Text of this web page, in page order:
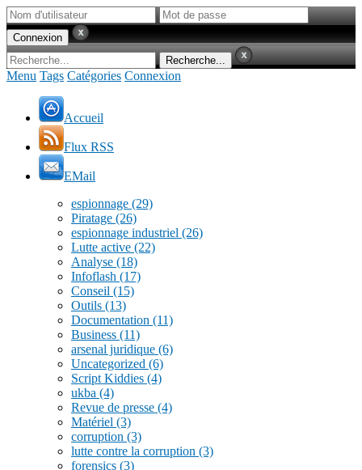
Menu Tags Catégories Connexion
Accueil
Flux RSS
EMail
espionnage (29)
Piratage (26)
espionnage industriel (26)
Lutte active (22)
Analyse (18)
Infoflash (17)
Conseil (15)
Outils (13)
Documentation (11)
Business (11)
arsenal juridique (6)
Uncategorized (6)
Script Kiddies (4)
ukba (4)
Revue de presse (4)
Matériel (3)
corruption (3)
lutte contre la corruption (3)
forensics (3)